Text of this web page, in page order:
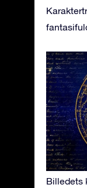
Billedets